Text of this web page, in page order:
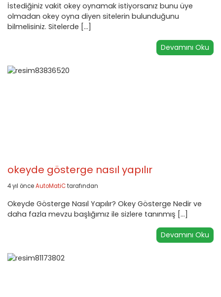
İstediğiniz vakit okey oynamak istiyorsanız bunu üye
olmadan okey oyna diyen sitelerin bulunduğunu
bilmelisiniz. Sitelerde […]
Devamını Oku
okeyde gösterge nasıl yapılır
4 yıl önceAutoMatiCtarafından
Okeyde Gösterge Nasıl Yapılır? Okey Gösterge Nedir ve
daha fazla mevzu başlığımız ile sizlere tanınmış […]
Devamını Oku